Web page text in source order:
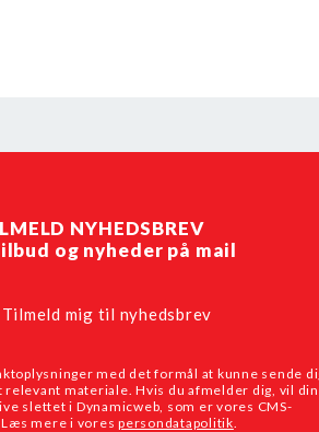
NYHEDSBREV
og nyheder på mail
Tilmeld mig til nyhedsbrev
med det formål at kunne sende
relevant materiale. Hvis du afmelder dig, vil
slettet i Dynamicweb, som er vores CMS-
Læs mere i vorespersondatapolitik.